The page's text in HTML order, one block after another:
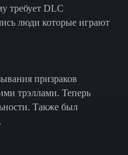
требует DLC
люди которые играют
призраков
трэллами. Теперь
Также был